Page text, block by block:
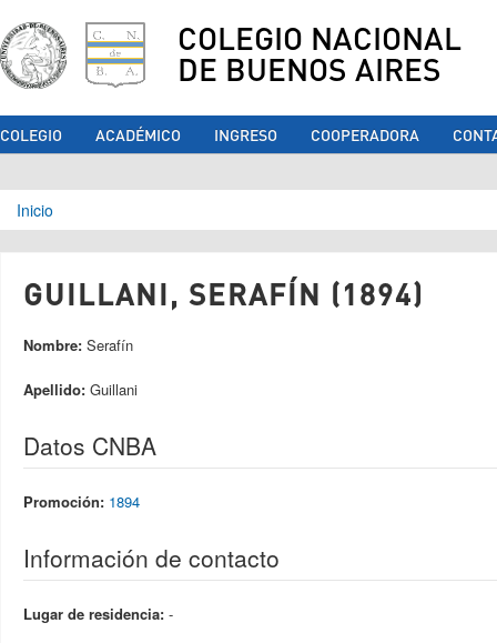
COLEGIO NACIONAL
DE BUENOS AIRES
COLEGIO ACADÉMICO INGRESO COOPERADORA
Se encuentra usted aquí
Inicio
GUILLANI, SERAFÍN (1894)
Nombre: Serafín
Apellido: Guillani
Datos CNBA
Promoción: 1894
Información de contacto
Lugar de residencia: -